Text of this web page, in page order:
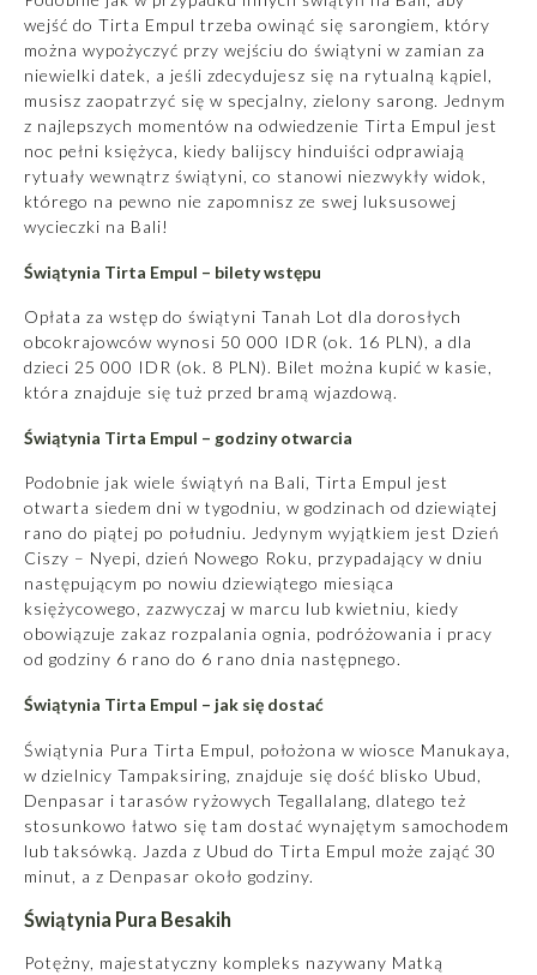
wejść do Tirta Empul trzeba owinąć się sarongiem, który
można wypożyczyć przy wejściu do świątyni w zamian za
niewielki datek, a jeśli zdecydujesz się na rytualną kąpiel,
musisz zaopatrzyć się w specjalny, zielony sarong. Jednym
z najlepszych momentów na odwiedzenie Tirta Empul jest
noc pełni księżyca, kiedy balijscy hinduiści odprawiają
rytuały wewnątrz świątyni, co stanowi niezwykły widok,
którego na pewno nie zapomnisz ze swej luksusowej
wycieczki na Bali!
Świątynia Tirta Empul – bilety wstępu
Opłata za wstęp do świątyni Tanah Lot dla dorosłych
obcokrajowców wynosi 50 000 IDR (ok. 16 PLN), a dla
dzieci 25 000 IDR (ok. 8 PLN). Bilet można kupić w kasie,
która znajduje się tuż przed bramą wjazdową.
Świątynia Tirta Empul – godziny otwarcia
Podobnie jak wiele świątyń na Bali, Tirta Empul jest
otwarta siedem dni w tygodniu, w godzinach od dziewiątej
rano do piątej po południu. Jedynym wyjątkiem jest Dzień
Ciszy – Nyepi, dzień Nowego Roku, przypadający w dniu
następującym po nowiu dziewiątego miesiąca
księżycowego, zazwyczaj w marcu lub kwietniu, kiedy
obowiązuje zakaz rozpalania ognia, podróżowania i pracy
od godziny 6 rano do 6 rano dnia następnego.
Świątynia Tirta Empul – jak się dostać
Świątynia Pura Tirta Empul, położona w wiosce Manukaya,
w dzielnicy Tampaksiring, znajduje się dość blisko Ubud,
Denpasar i tarasów ryżowych Tegallalang, dlatego też
stosunkowo łatwo się tam dostać wynajętym samochodem
lub taksówką. Jazda z Ubud do Tirta Empul może zająć 30
minut, a z Denpasar około godziny.
Świątynia Pura Besakih
Potężny, majestatyczny kompleks nazywany Matką